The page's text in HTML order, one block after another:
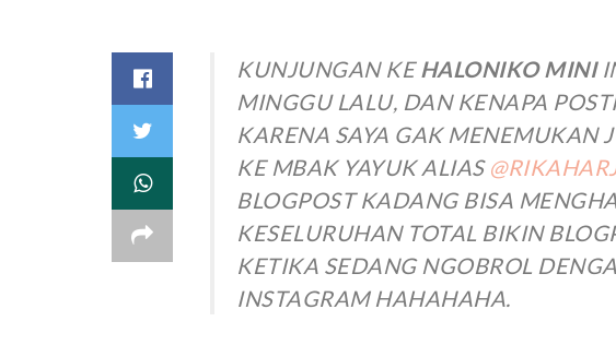
KUNJUNGAN KE HALONIKO MINI
MINGGU LALU, DAN KENAPA
KARENA SAYA GAK MENEMUKAN
KE MBAK YAYUK ALIAS
BLOGPOST KADANG BISA
KESELURUHAN TOTAL BIKIN
KETIKA SEDANG NGOBROL
INSTAGRAM HAHAHAHA.